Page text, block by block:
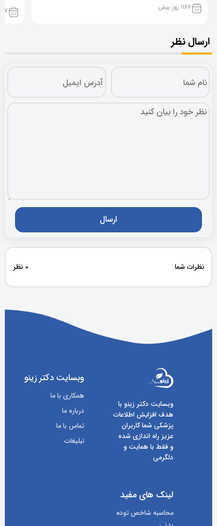
1167 روز پیش 1167
ارسال نظر
نظرات شما 0 نظر
وبسایت دکتر زینو با
هدف افزایش اطلاعات
پزشکی شما کاربران
عزیز راه اندازی شده
و فقط با همایت و
دلگرمی
وبسایت دکتر زینو
همکاری با ما
درباره ما
تماس با ما
تبلیغات
لینک های مفید
محاسبه شاخص توده